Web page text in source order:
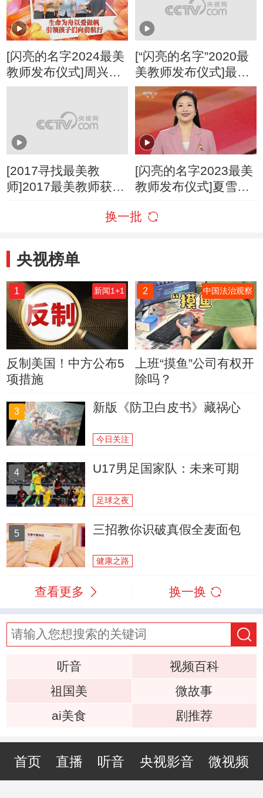
[闪亮的名字2024最美
教师发布仪式]周兴
露：生命为舟以爱做
[“闪亮的名字”2020最
美教师发布仪式]最美
团队：凉山助梦成就
育人理想 教育扶贫永
远守望相随
[2017寻找最美教
师]2017最美教师获奖
[闪亮的名字2023最美
教师发布仪式]夏雪：
换一批
央视榜单
1 新闻1+1
反制美国！中方公布5
项措施
2 中国法治观察
上班“摸鱼”公司有权开
除吗？
3 新版《防卫白皮书》藏祸心
今日关注
4 U17男足国家队：未来可期
足球之夜
5 三招教你识破真假全麦面包
健康之路
查看更多 换一换
听音
视频百科
祖国美
微故事
ai美食
剧推荐
首页 直播 听音 央视影音 微视频